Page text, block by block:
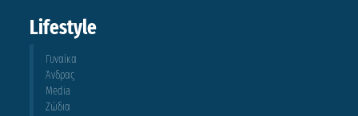
Lifestyle
Γυναίκα
Άνδρας
Media
Ζώδια